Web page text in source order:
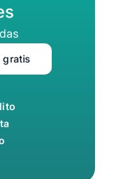
gratis